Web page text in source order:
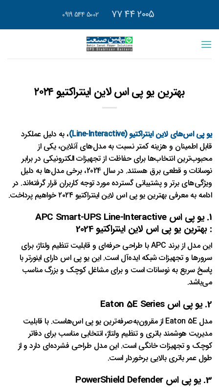
محتوا
5002 544 0919
بهترین یو پی اس لاین اینتراکتیو ۲۰۲۴
یو پی اس‌های لاین اینتراکتیو (Line-Interactive)
، به دلیل عملکرد
قابل اطمینان و هزینه کمتر نسبت به مدل‌های آنلاین، یکی از
محبوب‌ترین انتخاب‌ها برای حفاظت از تجهیزات الکترونیکی در برابر
نوسانات و قطعی برق هستند. در سال 2024، برخی مدل‌ها به دلیل
ویژگی‌های برتر و پشتیبانی گسترده مورد توجه کاربران قرار گرفته‌اند. در
ادامه به معرفی بهترین یو پی اس لاین اینتراکتیو ۲۰۲۴ خواهیم پرداخت.
1. یو پی اس APC Smart-UPS Line-Interactive
: بهترین یو پی اس لاین اینتراکتیو 2024
این مدل از برند APC با طراحی حرفه‌ای و قابلیت تنظیم ولتاژ، برای
سرورها و تجهیزات شبکه ایده‌آل است. این یو پی اس دارای اینورتر با
پاسخ سریع به نوسانات است و برای مشاغل کوچک و بزرگ مناسب
می‌باشد.
2. یو پی اس Eaton 5E Series
مدل Eaton 5E از مقرون‌به‌صرفه‌ترین یو پی اس‌هاست. با قابلیت
مدیریت هوشمند باتری و تنظیم ولتاژ، انتخابی مناسب برای دفاتر
کوچک و تجهیزات خانگی است. این مدل طراحی فشرده‌ای دارد و از
طول عمر باتری بالایی برخوردار است.
3. یو پی اس PowerShield Defender